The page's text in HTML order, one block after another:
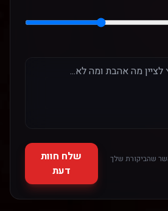
שהביקורת שלך
שלח חוות
דעת